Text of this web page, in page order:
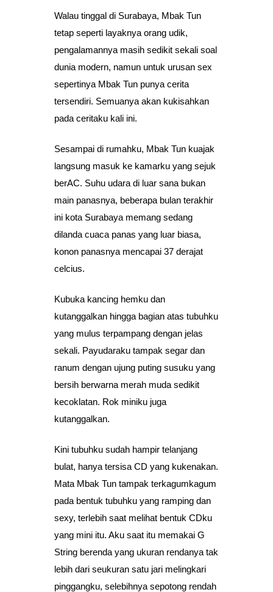
Walau tinggal di Surabaya, Mbak Tun
tetap seperti layaknya orang udik,
pengalamannya masih sedikit sekali soal
dunia modern, namun untuk urusan sex
sepertinya Mbak Tun punya cerita
tersendiri. Semuanya akan kukisahkan
pada ceritaku kali ini.
Sesampai di rumahku, Mbak Tun kuajak
langsung masuk ke kamarku yang sejuk
berAC. Suhu udara di luar sana bukan
main panasnya, beberapa bulan terakhir
ini kota Surabaya memang sedang
dilanda cuaca panas yang luar biasa,
konon panasnya mencapai 37 derajat
celcius.
Kubuka kancing hemku dan
kutanggalkan hingga bagian atas tubuhku
yang mulus terpampang dengan jelas
sekali. Payudaraku tampak segar dan
ranum dengan ujung puting susuku yang
bersih berwarna merah muda sedikit
kecoklatan. Rok miniku juga
kutanggalkan.
Kini tubuhku sudah hampir telanjang
bulat, hanya tersisa CD yang kukenakan.
Mata Mbak Tun tampak terkagumkagum
pada bentuk tubuhku yang ramping dan
sexy, terlebih saat melihat bentuk CDku
yang mini itu. Aku saat itu memakai G
String berenda yang ukuran rendanya tak
lebih dari seukuran satu jari melingkari
pinggangku, selebihnya sepotong rendah